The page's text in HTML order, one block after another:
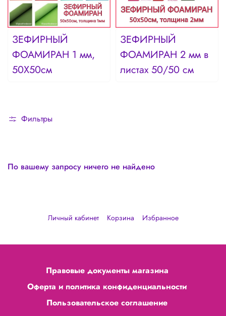
ЗЕФИРНЫЙ
ФОАМИРАН 1 мм,
50Х50см
ЗЕФИРНЫЙ
ФОАМИРАН 2 мм в
листах 50/50 см
Фильтры
По вашему запросу ничего не найдено
Личный кабинет Корзина Избранное
Правовые документы магазина
Оферта и политика конфиденциальности
Пользовательское соглашение